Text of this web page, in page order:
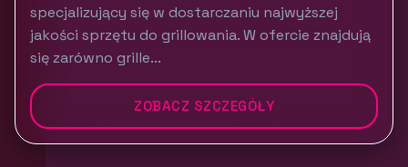
specjalizujący się w dostarczaniu najwyższej
jakości sprzętu do grillowania. W ofercie znajdują
się zarówno grille...
ZOBACZ SZCZEGÓŁY